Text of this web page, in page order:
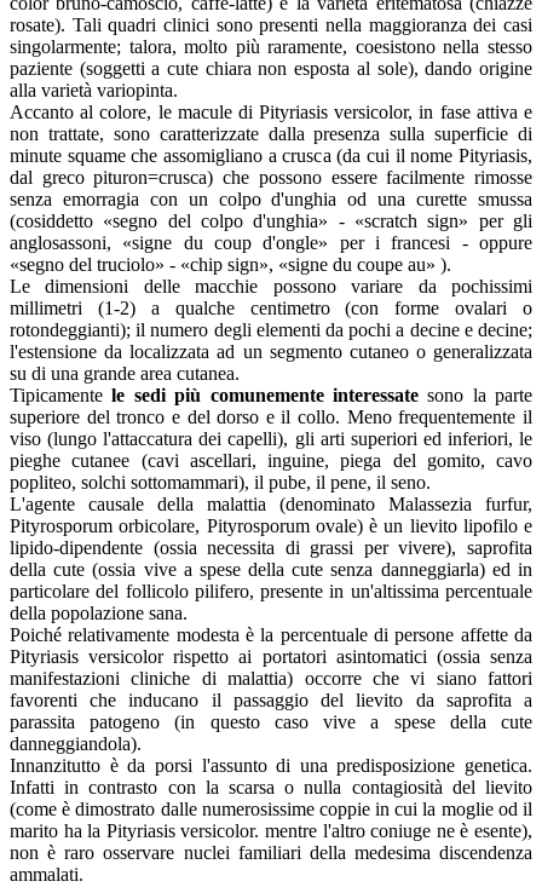
rosate). Tali quadri clinici sono presenti nella maggioranza dei casi
singolarmente; talora, molto più raramente, coesistono nella stesso
paziente (soggetti a cute chiara non esposta al sole), dando origine
alla varietà variopinta.
Accanto al colore, le macule di Pityriasis versicolor, in fase attiva e
non trattate, sono caratterizzate dalla presenza sulla superficie di
minute squame che assomigliano a crusca (da cui il nome Pityriasis,
dal greco pituron=crusca) che possono essere facilmente rimosse
senza emorragia con un colpo d'unghia od una curette smussa
(cosiddetto «segno del colpo d'unghia» - «scratch sign» per gli
anglosassoni, «signe du coup d'ongle» per i francesi - oppure
«segno del truciolo» - «chip sign», «signe du coupe au» ).
Le dimensioni delle macchie possono variare da pochissimi
millimetri (1-2) a qualche centimetro (con forme ovalari o
rotondeggianti); il numero degli elementi da pochi a decine e decine;
l'estensione da localizzata ad un segmento cutaneo o generalizzata
su di una grande area cutanea.
Tipicamentele sedi più comunemente interessatesono la parte
superiore del tronco e del dorso e il collo. Meno frequentemente il
viso (lungo l'attaccatura dei capelli), gli arti superiori ed inferiori, le
pieghe cutanee (cavi ascellari, inguine, piega del gomito, cavo
popliteo, solchi sottomammari), il pube, il pene, il seno.
L'agente causale della malattia (denominato Malassezia furfur,
Pityrosporum orbicolare, Pityrosporum ovale) è un lievito lipofilo e
lipido-dipendente (ossia necessita di grassi per vivere), saprofita
della cute (ossia vive a spese della cute senza danneggiarla) ed in
particolare del follicolo pilifero, presente in un'altissima percentuale
della popolazione sana.
Poiché relativamente modesta è la percentuale di persone affette da
Pityriasis versicolor rispetto ai portatori asintomatici (ossia senza
manifestazioni cliniche di malattia) occorre che vi siano fattori
favorenti che inducano il passaggio del lievito da saprofita a
parassita patogeno (in questo caso vive a spese della cute
danneggiandola).
Innanzitutto è da porsi l'assunto di una predisposizione genetica.
Infatti in contrasto con la scarsa o nulla contagiosità del lievito
(come è dimostrato dalle numerosissime coppie in cui la moglie od il
marito ha la Pityriasis versicolor. mentre l'altro coniuge ne è esente),
non è raro osservare nuclei familiari della medesima discendenza
ammalati.